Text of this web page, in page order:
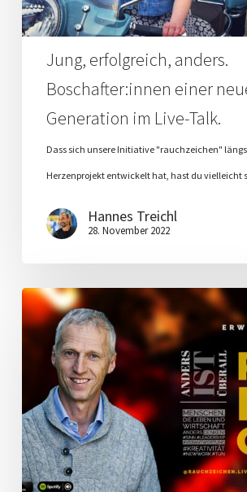
im
Live-
Talk.Jung, erfolgreich, anders.
Boschafter:innen einer
Generation im Live-Talk.
Dass sich unsere Initiative "rauchzeichen"
Herzenprojekt entwickelt hat, hast du vielleicht
Hannes Treichl
28. November 2022
Was
kann
Wirtschaft
der
Natur
lernen?
–